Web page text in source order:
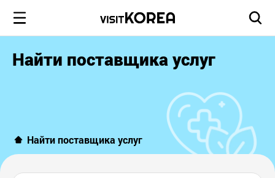
Найти поставщика услуг
Найти поставщика услуг